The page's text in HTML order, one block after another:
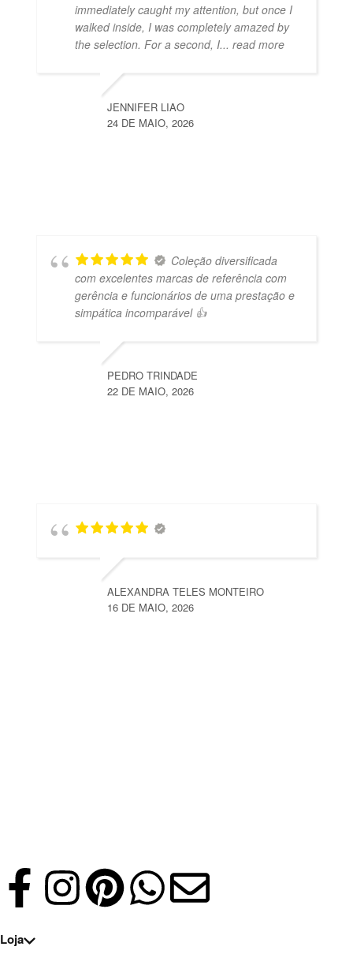
immediately caught my attention, but once I
walked inside, I was completely amazed by
the selection. For a second, I... read more
JENNIFER LIAO
24 DE MAIO, 2026
Coleção diversificada
com excelentes marcas de referência com
gerência e funcionários de uma prestação e
simpática incomparável 👍
PEDRO TRINDADE
22 DE MAIO, 2026
ALEXANDRA TELES MONTEIRO
16 DE MAIO, 2026
Loja